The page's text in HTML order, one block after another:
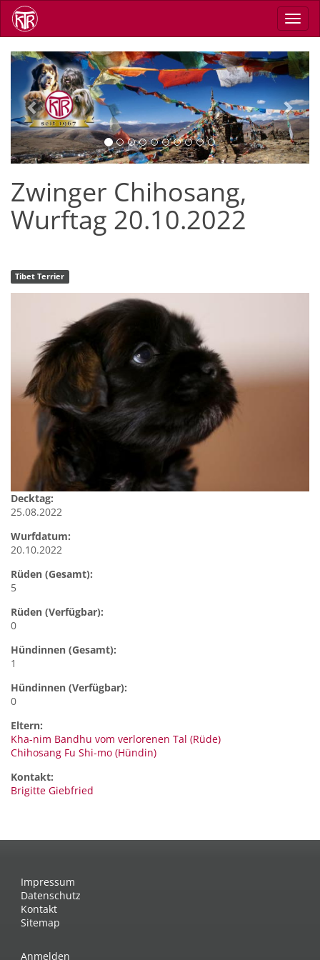
Direkt
zum
Inhalt
Previous Next
Zwinger Chihosang,
Wurftag 20.10.2022
Tibet Terrier
Decktag:
25.08.2022
Wurfdatum:
20.10.2022
Rüden (Gesamt):
5
Rüden (Verfügbar):
0
Hündinnen (Gesamt):
1
Hündinnen (Verfügbar):
0
Eltern:
Kha-nim Bandhu vom verlorenen Tal (Rüde)
Chihosang Fu Shi-mo (Hündin)
Kontakt:
Brigitte Giebfried
Impressum
Datenschutz
Kontakt
Sitemap
Anmelden